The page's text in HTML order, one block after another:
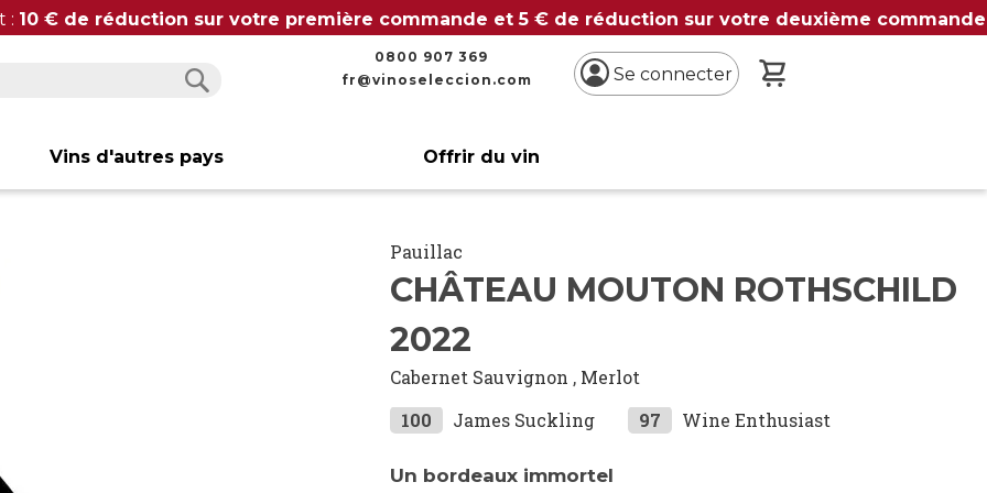
: 10 € de réduction sur votre première commande et 5 € de réduction sur votre deuxième commande
0800 907 369
fr@vinoseleccion.com
Se connecter
Vins d'autres pays Offrir du vin
Pauillac
CHÂTEAU MOUTON ROTHSCHILD
2022
Cabernet Sauvignon , Merlot
100
James Suckling 97 Wine Enthusiast
Un bordeaux immortel